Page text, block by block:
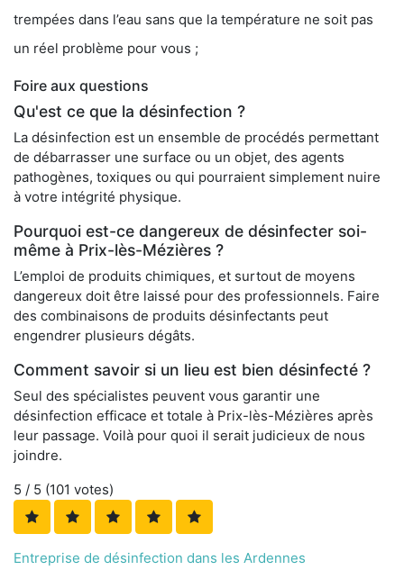
trempées dans l’eau sans que la température ne soit pas
un réel problème pour vous ;
Foire aux questions
Qu'est ce que la désinfection ?
La désinfection est un ensemble de procédés permettant
de débarrasser une surface ou un objet, des agents
pathogènes, toxiques ou qui pourraient simplement nuire
à votre intégrité physique.
Pourquoi est-ce dangereux de désinfecter soi-
même à Prix-lès-Mézières ?
L’emploi de produits chimiques, et surtout de moyens
dangereux doit être laissé pour des professionnels. Faire
des combinaisons de produits désinfectants peut
engendrer plusieurs dégâts.
Comment savoir si un lieu est bien désinfecté ?
Seul des spécialistes peuvent vous garantir une
désinfection efficace et totale à Prix-lès-Mézières après
leur passage. Voilà pour quoi il serait judicieux de nous
joindre.
5 / 5 (101 votes)
Entreprise de désinfection dans les Ardennes